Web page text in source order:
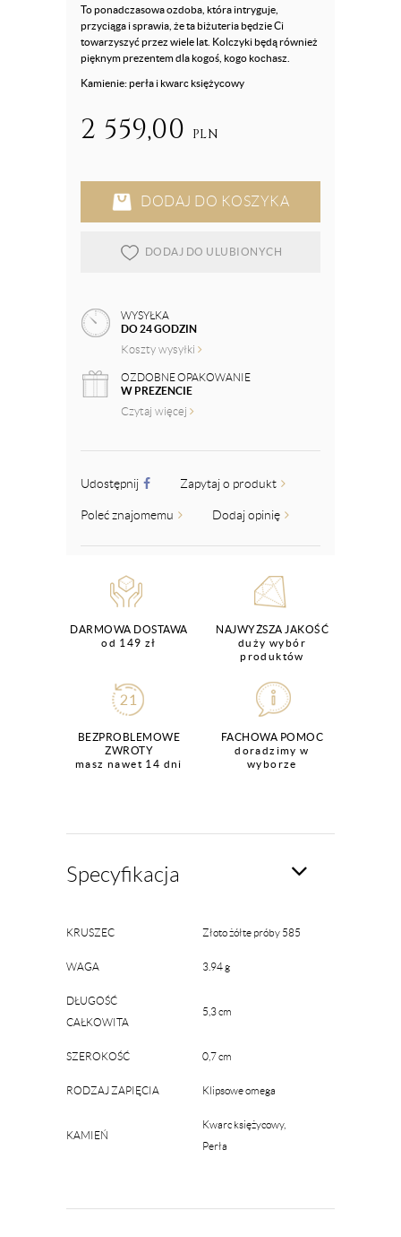
To ponadczasowa ozdoba, która intryguje,
przyciąga i sprawia, że ta biżuteria będzie Ci
towarzyszyć przez wiele lat. Kolczyki będą również
pięknym prezentem dla kogoś, kogo kochasz.
Kamienie: perła i kwarc księżycowy
2 559,00 PLN
DODAJ DO KOSZYKA
DODAJ DO ULUBIONYCH
WYSYŁKA
DO 24 GODZIN
Koszty wysyłki
OZDOBNE OPAKOWANIE
W PREZENCIE
Czytaj więcej
Udostępnij Zapytaj o produkt
Poleć znajomemu Dodaj opinię
DARMOWA DOSTAWA
od 149 zł
NAJWYŻSZA JAKOŚĆ
duży wybór
produktów
BEZPROBLEMOWE
ZWROTY
masz nawet 14 dni
FACHOWA POMOC
doradzimy w
wyborze
Specyfikacja
KRUSZEC Złoto żółte próby 585
WAGA 3.94 g
DŁUGOŚĆ
CAŁKOWITA
5,3 cm
SZEROKOŚĆ 0,7 cm
RODZAJ ZAPIĘCIA Klipsowe omega
KAMIEŃ
Kwarc księżycowy,
Perła